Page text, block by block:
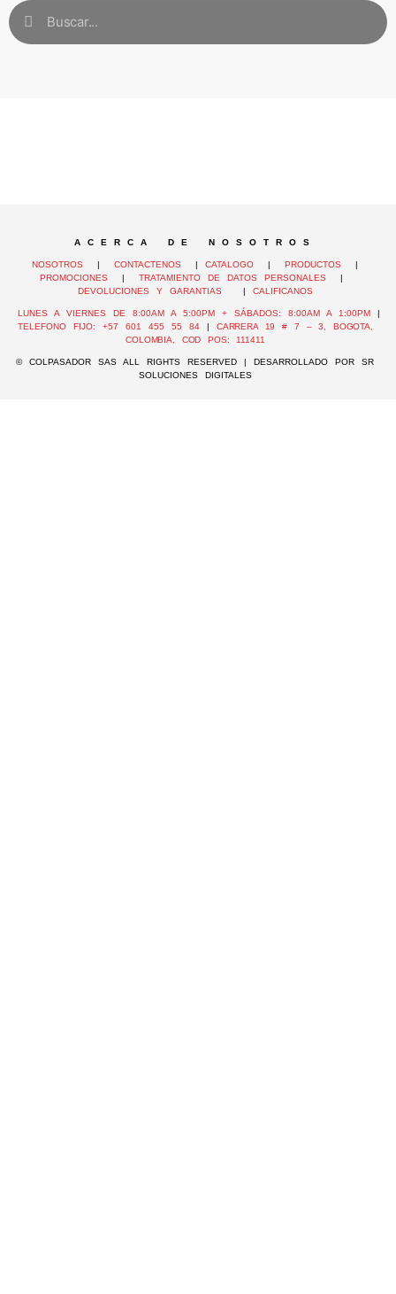
A C E R C A D E N O S O T R O S
NOSOTROS |CONTACTENOS |CATALOGO |PRODUCTOS
|
PROMOCIONES
|TRATAMIENTO DE DATOS PERSONALES
|
DEVOLUCIONES Y GARANTIAS
| CALIFICANOS
LUNES A VIERNES DE 8:00AM A 5:00PM + SÁBADOS: 8:00AM A 1:00PM|
TELEFONO FIJO: +57 601 455 55 84| CARRERA 19 # 7 – 3, BOGOTA,
COLOMBIA, COD POS: 111411
© COLPASADOR SAS ALL RIGHTS RESERVED | DESARROLLADO POR SR
SOLUCIONES DIGITALES